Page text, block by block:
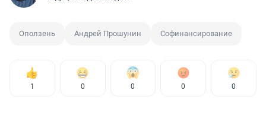
Оползень Андрей Прошунин Софинансирование
1 0 0 0 0